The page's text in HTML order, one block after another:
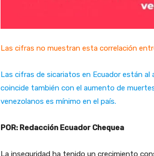
Las cifras no muestran esta correlación
Las cifras de sicariatos en Ecuador están al
coincide también con el aumento de
venezolanos es mínimo en el país.
POR: Redacción Ecuador Chequea
La inseguridad ha tenido un crecimiento